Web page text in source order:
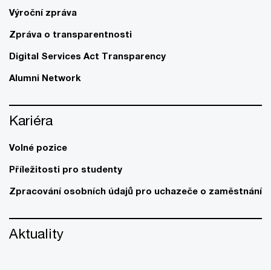
Výroční zpráva
Zpráva o transparentnosti
Digital Services Act Transparency
Alumni Network
Kariéra
Volné pozice
Příležitosti pro studenty
Zpracování osobních údajů pro uchazeče o zaměstnání
Aktuality